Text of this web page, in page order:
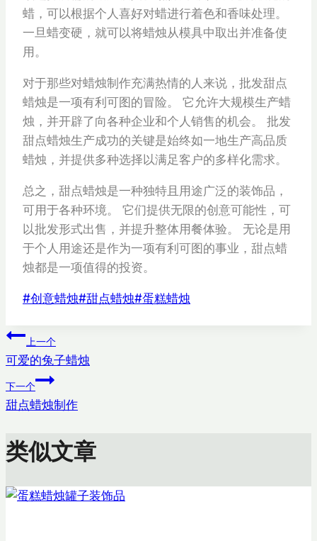
蜡，可以根据个人喜好对蜡进行着色和香味处理。
一旦蜡变硬，就可以将蜡烛从模具中取出并准备使
用。
对于那些对蜡烛制作充满热情的人来说，批发甜点
蜡烛是一项有利可图的冒险。 它允许大规模生产蜡
烛，并开辟了向各种企业和个人销售的机会。 批发
甜点蜡烛生产成功的关键是始终如一地生产高品质
蜡烛，并提供多种选择以满足客户的多样化需求。
总之，甜点蜡烛是一种独特且用途广泛的装饰品，
可用于各种环境。 它们提供无限的创意可能性，可
以批发形式出售，并提升整体用餐体验。 无论是用
于个人用途还是作为一项有利可图的事业，甜点蜡
烛都是一项值得的投资。
文
标
签：
#创意蜡烛#甜点蜡烛#蛋糕蜡烛
文
章
导
航
上一个
可爱的兔子蜡烛
下一个
甜点蜡烛制作
类似文章